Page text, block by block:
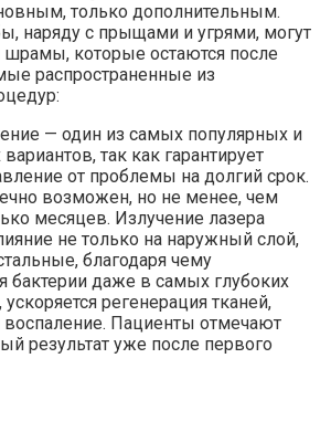
только дополнительным.
наряду с прыщами и угрями, могут
шрамы, которые остаются после
распространенные из
— один из самых популярных и
так как гарантирует
от проблемы на долгий срок.
возможен, но не менее, чем
месяцев. Излучение лазера
не только на наружный слой,
благодаря чему
бактерии даже в самых глубоких
регенерация тканей,
Пациенты отмечают
результат уже после первого